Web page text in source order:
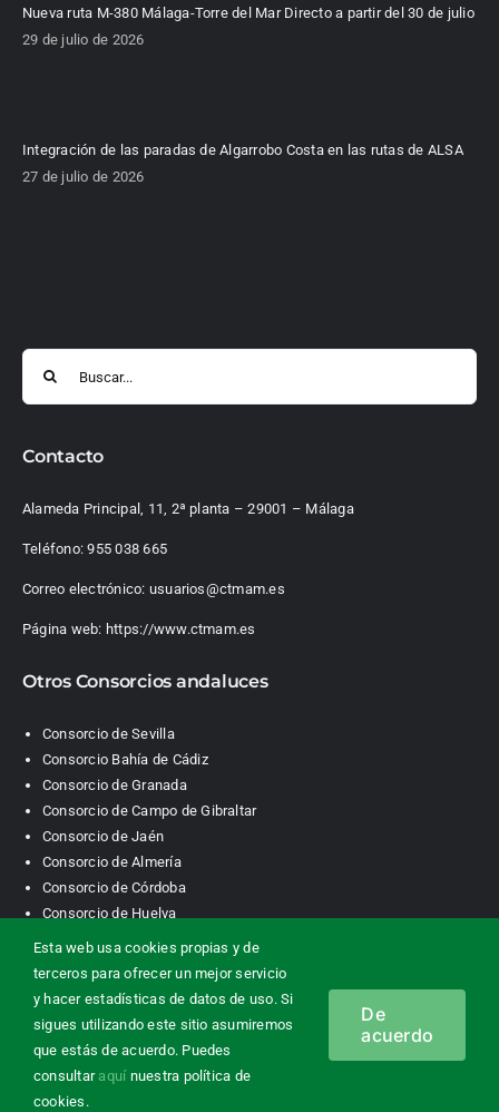
Nueva ruta M-380 Málaga-Torre del Mar Directo a partir del 30 de julio
29 de julio de 2026
Integración de las paradas de Algarrobo Costa en las rutas de ALSA
27 de julio de 2026
Contacto
Alameda Principal, 11, 2ª planta – 29001 – Málaga
Teléfono:955 038 665
Correo electrónico: usuarios@ctmam.es
Página web: https://www.ctmam.es
Otros Consorcios andaluces
Consorcio de Sevilla
Consorcio Bahía de Cádiz
Consorcio de Granada
Consorcio de Campo de Gibraltar
Consorcio de Jaén
Consorcio de Almería
Consorcio de Córdoba
Consorcio de Huelva
Consorcio de Transporte Metropolitano. Área de Málaga |
Contacto| Información legal Política de privacidad|
Esta web usa cookies propias y de
terceros para ofrecer un mejor servicio
y hacer estadísticas de datos de uso. Si
sigues utilizando este sitio asumiremos
que estás de acuerdo. Puedes
consultar aquí nuestra política de
cookies.
De
acuerdo